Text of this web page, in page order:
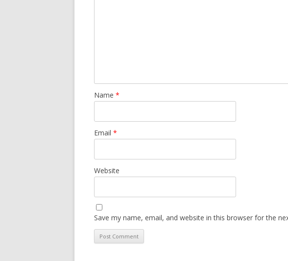
Name *
Email *
Website
Save my name, email, and website in this browser for the